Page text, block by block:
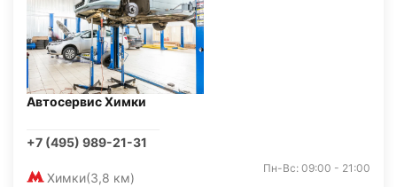
Автосервис Химки
+7 (495) 989-21-31
Химки(3,8 км)
Пн-Вс: 09:00 - 21:00